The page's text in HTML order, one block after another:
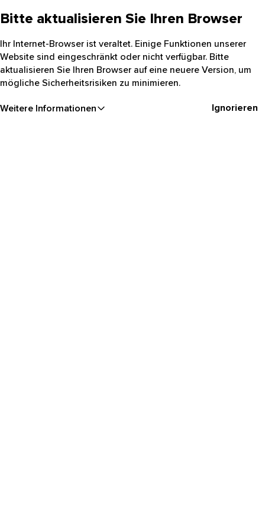
Bitte aktualisieren Sie Ihren Browser
Ihr Internet-Browser ist veraltet. Einige Funktionen unserer
Website sind eingeschränkt oder nicht verfügbar. Bitte
aktualisieren Sie Ihren Browser auf eine neuere Version, um
mögliche Sicherheitsrisiken zu minimieren.
Weitere Informationen Ignorieren